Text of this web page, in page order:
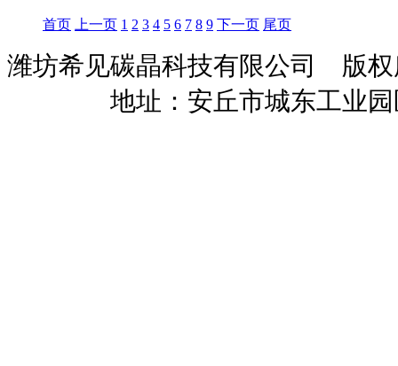
首页 上一页 1 2 3 4 5 6 7 8 9 下一页 尾页
潍坊希见碳晶科技有限公司
地址：安丘市城东工业